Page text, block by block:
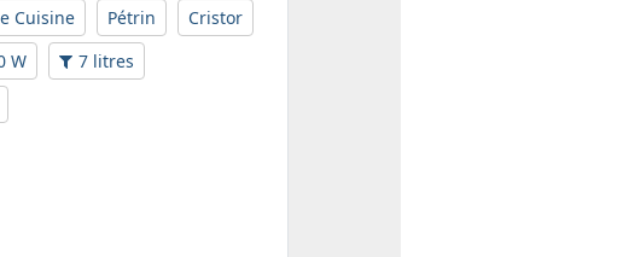
Cuisine Pétrin
Cristor
W
7 litres